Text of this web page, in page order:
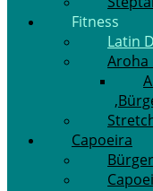
Fitness
Latin
Aroha
Capoeira